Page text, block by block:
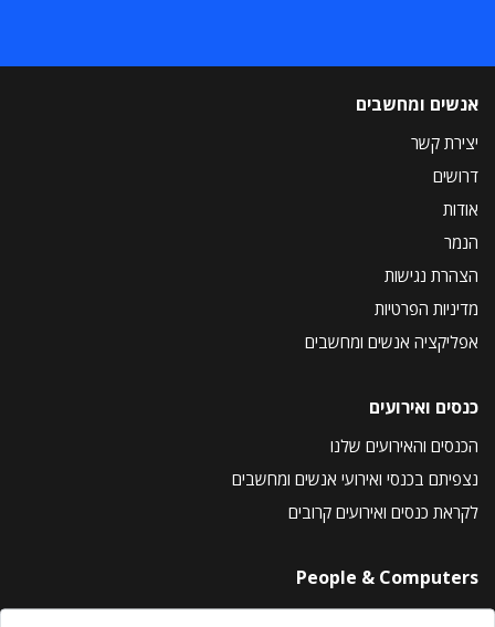
אנשים ומחשבים
יצירת קשר
דרושים
אודות
הנמר
הצהרת נגישות
מדיניות הפרטיות
אפליקציה אנשים ומחשבים
כנסים ואירועים
הכנסים והאירועים שלנו
נצפיתם בכנסי ואירועי אנשים ומחשבים
לקראת כנסים ואירועים קרובים
People & Computers
About Us